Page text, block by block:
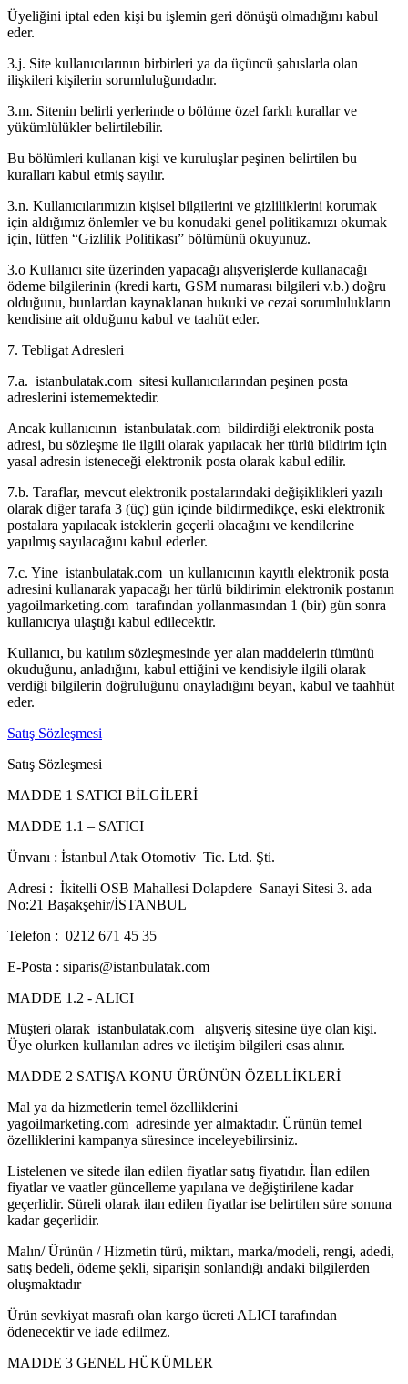
Üyeliğini iptal eden kişi bu işlemin geri dönüşü olmadığını kabul
eder.
3.j. Site kullanıcılarının birbirleri ya da üçüncü şahıslarla olan
ilişkileri kişilerin sorumluluğundadır.
3.m. Sitenin belirli yerlerinde o bölüme özel farklı kurallar ve
yükümlülükler belirtilebilir.
Bu bölümleri kullanan kişi ve kuruluşlar peşinen belirtilen bu
kuralları kabul etmiş sayılır.
3.n. Kullanıcılarımızın kişisel bilgilerini ve gizliliklerini korumak
için aldığımız önlemler ve bu konudaki genel politikamızı okumak
için, lütfen “Gizlilik Politikası” bölümünü okuyunuz.
3.o Kullanıcı site üzerinden yapacağı alışverişlerde kullanacağı
ödeme bilgilerinin (kredi kartı, GSM numarası bilgileri v.b.) doğru
olduğunu, bunlardan kaynaklanan hukuki ve cezai sorumlulukların
kendisine ait olduğunu kabul ve taahüt eder.
7. Tebligat Adresleri
7.a. istanbulatak.com sitesi kullanıcılarından peşinen posta
adreslerini istememektedir.
Ancak kullanıcının istanbulatak.com bildirdiği elektronik posta
adresi, bu sözleşme ile ilgili olarak yapılacak her türlü bildirim için
yasal adresin isteneceği elektronik posta olarak kabul edilir.
7.b. Taraflar, mevcut elektronik postalarındaki değişiklikleri yazılı
olarak diğer tarafa 3 (üç) gün içinde bildirmedikçe, eski elektronik
postalara yapılacak isteklerin geçerli olacağını ve kendilerine
yapılmış sayılacağını kabul ederler.
7.c. Yine istanbulatak.com un kullanıcının kayıtlı elektronik posta
adresini kullanarak yapacağı her türlü bildirimin elektronik postanın
yagoilmarketing.com tarafından yollanmasından 1 (bir) gün sonra
kullanıcıya ulaştığı kabul edilecektir.
Kullanıcı, bu katılım sözleşmesinde yer alan maddelerin tümünü
okuduğunu, anladığını, kabul ettiğini ve kendisiyle ilgili olarak
verdiği bilgilerin doğruluğunu onayladığını beyan, kabul ve taahhüt
eder.
Satış Sözleşmesi
Satış Sözleşmesi
MADDE 1 SATICI BİLGİLERİ
MADDE 1.1 – SATICI
Ünvanı : İstanbul Atak Otomotiv Tic. Ltd. Şti.
Adresi : İkitelli OSB Mahallesi Dolapdere Sanayi Sitesi 3. ada
No:21 Başakşehir/İSTANBUL
Telefon : 0212 671 45 35
E-Posta : siparis@istanbulatak.com
MADDE 1.2 - ALICI
Müşteri olarak istanbulatak.com alışveriş sitesine üye olan kişi.
Üye olurken kullanılan adres ve iletişim bilgileri esas alınır.
MADDE 2 SATIŞA KONU ÜRÜNÜN ÖZELLİKLERİ
Mal ya da hizmetlerin temel özelliklerini
yagoilmarketing.com adresinde yer almaktadır. Ürünün temel
özelliklerini kampanya süresince inceleyebilirsiniz.
Listelenen ve sitede ilan edilen fiyatlar satış fiyatıdır. İlan edilen
fiyatlar ve vaatler güncelleme yapılana ve değiştirilene kadar
geçerlidir. Süreli olarak ilan edilen fiyatlar ise belirtilen süre sonuna
kadar geçerlidir.
Malın/ Ürünün / Hizmetin türü, miktarı, marka/modeli, rengi, adedi,
satış bedeli, ödeme şekli, siparişin sonlandığı andaki bilgilerden
oluşmaktadır
Ürün sevkiyat masrafı olan kargo ücreti ALICI tarafından
ödenecektir ve iade edilmez.
MADDE 3 GENEL HÜKÜMLER